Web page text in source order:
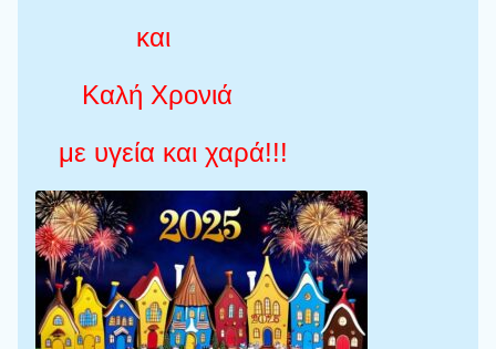
και
Καλή Χρονιά
με υγεία και χαρά!!!